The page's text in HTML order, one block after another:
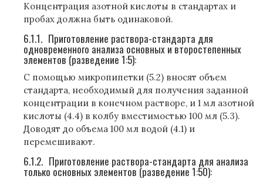
Концентрация азотной кислоты в стандартах и
пробах должна быть одинаковой.
6.1.1. Приготовление раствора-стандарта для
одновременного анализа основных и второстепенных
элементов (разведение 1:5):
С помощью микропипетки (5.2) вносят объем
стандарта, необходимый для получения заданной
концентрации в конечном растворе, и 1 мл азотной
кислоты (4.4) в колбу вместимостью 100 мл (5.3).
Доводят до объема 100 мл водой (4.1) и
перемешивают.
6.1.2. Приготовление раствора-стандарта для анализа
только основных элементов (разведение 1:50):